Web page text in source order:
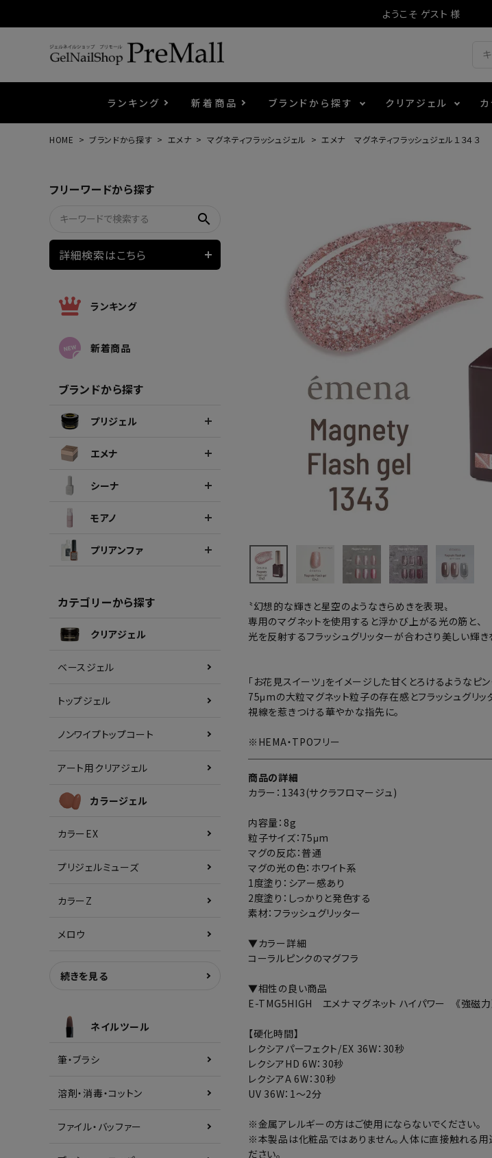
ようこそ ゲスト 様
ランキング 新着商品 ブランドから探す クリアジェル
ウェービージェル 3Dクレイジェル
ファージェル
ポリッシュ・マニキュア
ネイルマシン
HOME ブランドから探す エメナ マグネティフラッシュジェル エメナ マグネティフラッシュジェル１３４３
フリーワードから探す
search
詳細検索はこちら
ランキング
新着商品
ブランドから探す
プリジェル
エメナ
シーナ
モアノ
プリアンファ
カテゴリーから探す
クリアジェル
ベースジェル
トップジェル
ノンワイプトップコート
アート用クリアジェル
カラージェル
カラーEX
プリジェルミューズ
カラーZ
メロウ
続きを見る
ネイルツール
筆・ブラシ
溶剤・消毒・コットン
ファイル・バッファー
〝幻想的な輝きと星空のようなきらめきを表現〟
専用のマグネットを使用すると浮かび上がる光の筋と、
光を反射するフラッシュグリッターが合わさり美しい輝
「お花見スイーツ」をイメージした甘くとろけるようなピ
75μmの大粒マグネット粒子の存在感とフラッシュグリッ
視線を惹きつける華やかな指先に。
※HEMA・TPOフリー
商品の詳細
カラー：1343(サクラフロマージュ)
内容量：8g
粒子サイズ：75μm
マグの反応：普通
マグの光の色：ホワイト系
1度塗り：シアー感あり
2度塗り：しっかりと発色する
素材：フラッシュグリッター
▼カラー詳細
コーラルピンクのマグフラ
▼相性の良い商品
E-TMG5HIGH エメナ マグネット ハイパワー 《強磁力
【硬化時間】
レクシアパーフェクト/EX 36W：30秒
レクシアHD 6W：30秒
レクシアA 6W：30秒
UV 36W：1～2分
※金属アレルギーの方はご使用にならないでください。
※本製品は化粧品ではありません。人体に直接触れる用
ださい。